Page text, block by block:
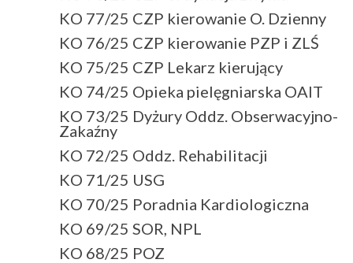
KO 77/25 CZP kierowanie O. Dzienny
KO 76/25 CZP kierowanie PZP i ZLŚ
KO 75/25 CZP Lekarz kierujący
KO 74/25 Opieka pielęgniarska OAIT
KO 73/25 Dyżury Oddz. Obserwacyjno-
Zakaźny
KO 72/25 Oddz. Rehabilitacji
KO 71/25 USG
KO 70/25 Poradnia Kardiologiczna
KO 69/25 SOR, NPL
KO 68/25 POZ